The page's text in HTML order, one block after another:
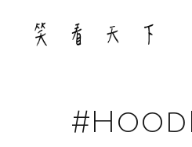
content